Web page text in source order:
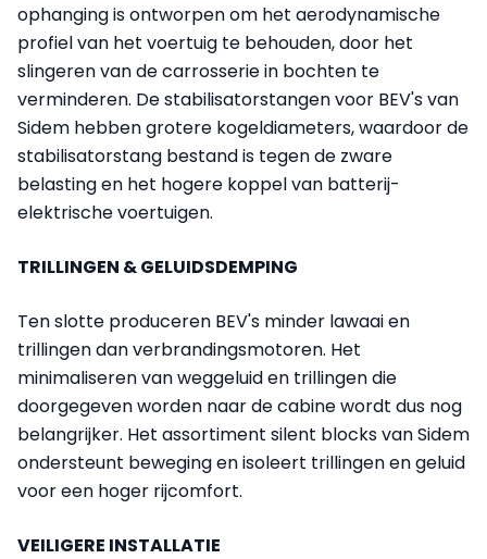
ophanging is ontworpen om het aerodynamische
profiel van het voertuig te behouden, door het
slingeren van de carrosserie in bochten te
verminderen. De stabilisatorstangen voor BEV's van
Sidem hebben grotere kogeldiameters, waardoor de
stabilisatorstang bestand is tegen de zware
belasting en het hogere koppel van batterij-
elektrische voertuigen.
TRILLINGEN & GELUIDSDEMPING
Ten slotte produceren BEV's minder lawaai en
trillingen dan verbrandingsmotoren. Het
minimaliseren van weggeluid en trillingen die
doorgegeven worden naar de cabine wordt dus nog
belangrijker. Het assortiment silent blocks van Sidem
ondersteunt beweging en isoleert trillingen en geluid
voor een hoger rijcomfort.
VEILIGERE INSTALLATIE